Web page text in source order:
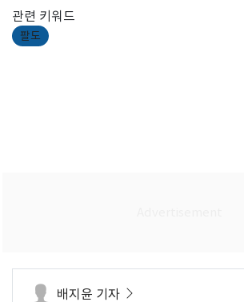
관련 키워드
팔도
배지윤 기자